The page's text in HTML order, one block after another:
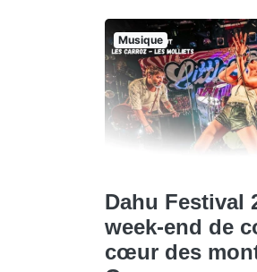
Musique
Dahu Festival
week-end de
cœur des